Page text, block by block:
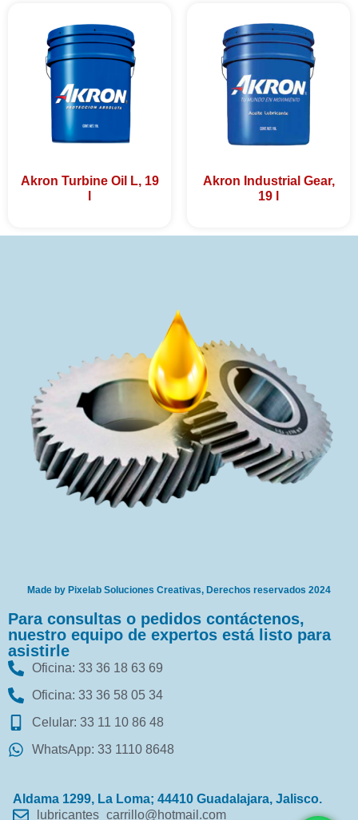
Akron Turbine Oil L, 19
Akron Industrial Gear,
19 l
Made by Pixelab Soluciones Creativas, Derechos reservados 2024
Para consultas o pedidos contáctenos,
nuestro equipo de expertos está listo para
asistirle
Oficina: 33 36 18 63 69
Oficina: 33 36 58 05 34
Celular: 33 11 10 86 48
WhatsApp: 33 1110 8648
Aldama 1299, La Loma; 44410 Guadalajara, Jalisco.
lubricantes_carrillo@hotmail.com